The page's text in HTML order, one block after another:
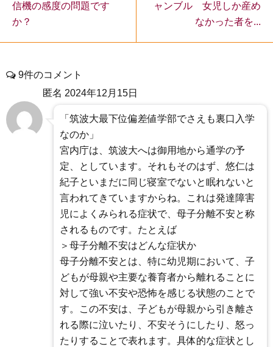
信機の感度の問題です
か？
ャンブル 女児しか産め
なかった者を...
9件のコメント
匿名 2024年12月15日
「筑波大最下位偏差値学部でさえも裏口入学
なのか」
宮内庁は、筑波大へは御用地から通学の予
定、としています。それもそのはず、悠仁は
紀子といまだに同じ寝室でないと眠れないと
言われてきていますからね。これは発達障害
児によくみられる症状で、母子分離不安と称
されるものです。たとえば
＞母子分離不安はどんな症状か
母子分離不安とは、特に幼児期において、子
どもが母親や主要な養育者から離れることに
対して強い不安や恐怖を感じる状態のことで
す。この不安は、子どもが母親から引き離さ
れる際に泣いたり、不安そうにしたり、怒っ
たりすることで表れます。具体的な症状とし